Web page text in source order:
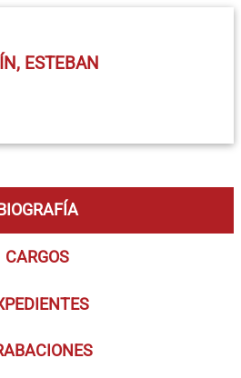
ESTEBAN
BIOGRAFÍA
CARGOS